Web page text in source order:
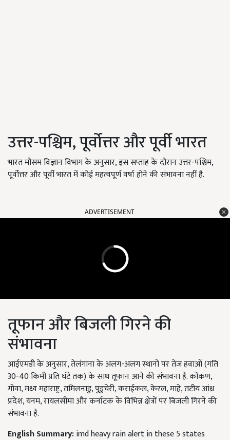
उत्तर-पश्चिम, पूर्वोत्तर और पूर्वी भारत
भारत मौसम विज्ञान विभाग के अनुसार, इस सप्ताह के दौरान उत्तर-पश्चिम,
पूर्वोत्तर और पूर्वी भारत में कोई महत्वपूर्ण वर्षा होने की संभावना नहीं है.
ADVERTISEMENT
तूफान और बिजली गिरने की
संभावना
आईएमडी के अनुसार, तेलंगाना के अलग-अलग स्थानों पर तेज हवाओं (गति
30-40 किमी प्रति घंटे तक) के साथ तूफान आने की संभावना है. कोंकण,
गोवा, मध्य महाराष्ट्र, तमिलनाडु, पुडुचेरी, कराईकल, केरल, माहे, तटीय आंध्र
प्रदेश, यनम, रायलसीमा और कर्नाटक के विभिन्न क्षेत्रों पर बिजली गिरने की
संभावना है.
English Summary:imd heavy rain alert in these 5 states